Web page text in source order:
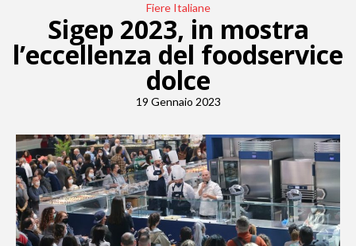
Fiere Italiane
Sigep 2023, in mostra
l’eccellenza del foodservice
dolce
19 Gennaio 2023